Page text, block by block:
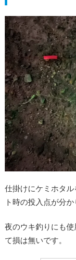
仕掛けにケミホタ
ト時の投入点が分
夜のウキ釣りにも
て損は無いです。